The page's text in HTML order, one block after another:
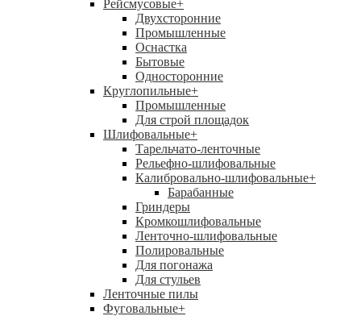
Рейсмусовые+
Двухсторонние
Промышленные
Оснастка
Бытовые
Односторонние
Круглопильные+
Промышленные
Для строй площадок
Шлифовальные+
Тарельчато-ленточные
Рельефно-шлифовальные
Калибровально-шлифовальные+
Барабанные
Гриндеры
Кромкошлифовальные
Ленточно-шлифовальные
Полировальные
Для погонажа
Для стульев
Ленточные пилы
Фуговальные+